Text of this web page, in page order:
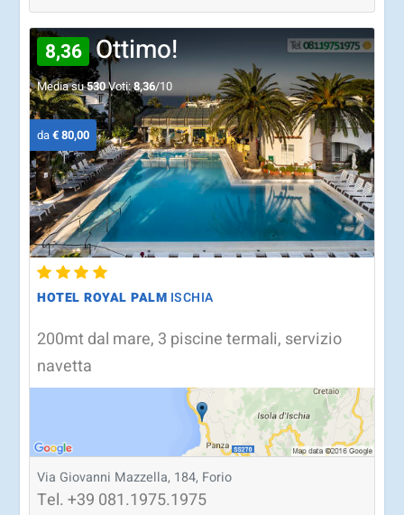
8,36 Ottimo!
Media su530Voti:8,36/10
da€ 80,00
HOTEL ROYAL PALM ISCHIA
200mt dal mare, 3 piscine termali, servizio
navetta
Via Giovanni Mazzella, 184, Forio
Tel.+39 081.1975.1975